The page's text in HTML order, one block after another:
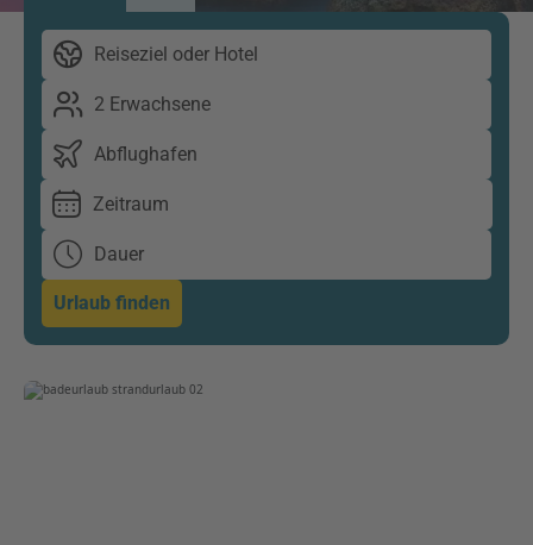
Reiseziel oder Hotel
2 Erwachsene
Abflughafen
Zeitraum
Dauer
Urlaub finden